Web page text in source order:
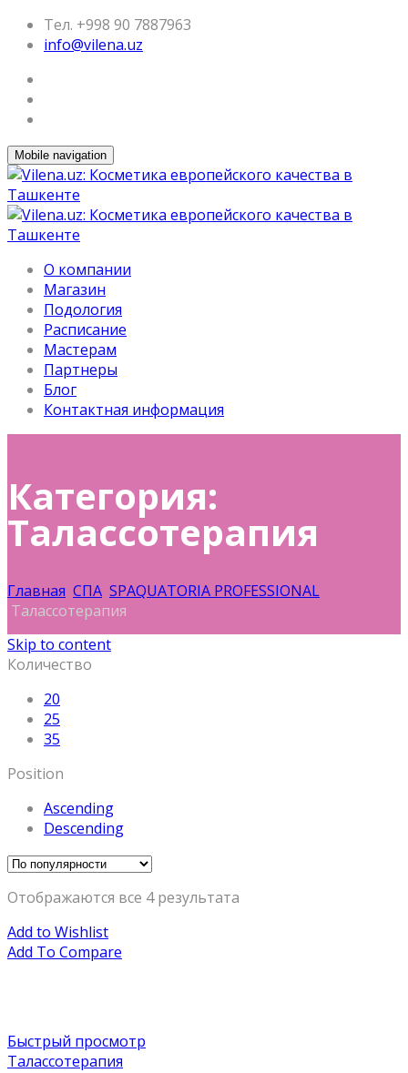
Тел. +998 90 7887963
info@vilena.uz
Mobile navigation
О компании
Магазин
Подология
Расписание
Мастерам
Партнеры
Блог
Контактная информация
Категория:
Талассотерапия
Главная СПА SPAQUATORIA PROFESSIONAL
Талассотерапия
Skip to content
Количество
20
25
35
Position
Ascending
Descending
Отображаются все 4 результата
Add to Wishlist
Add To Compare
Быстрый просмотр
Талассотерапия